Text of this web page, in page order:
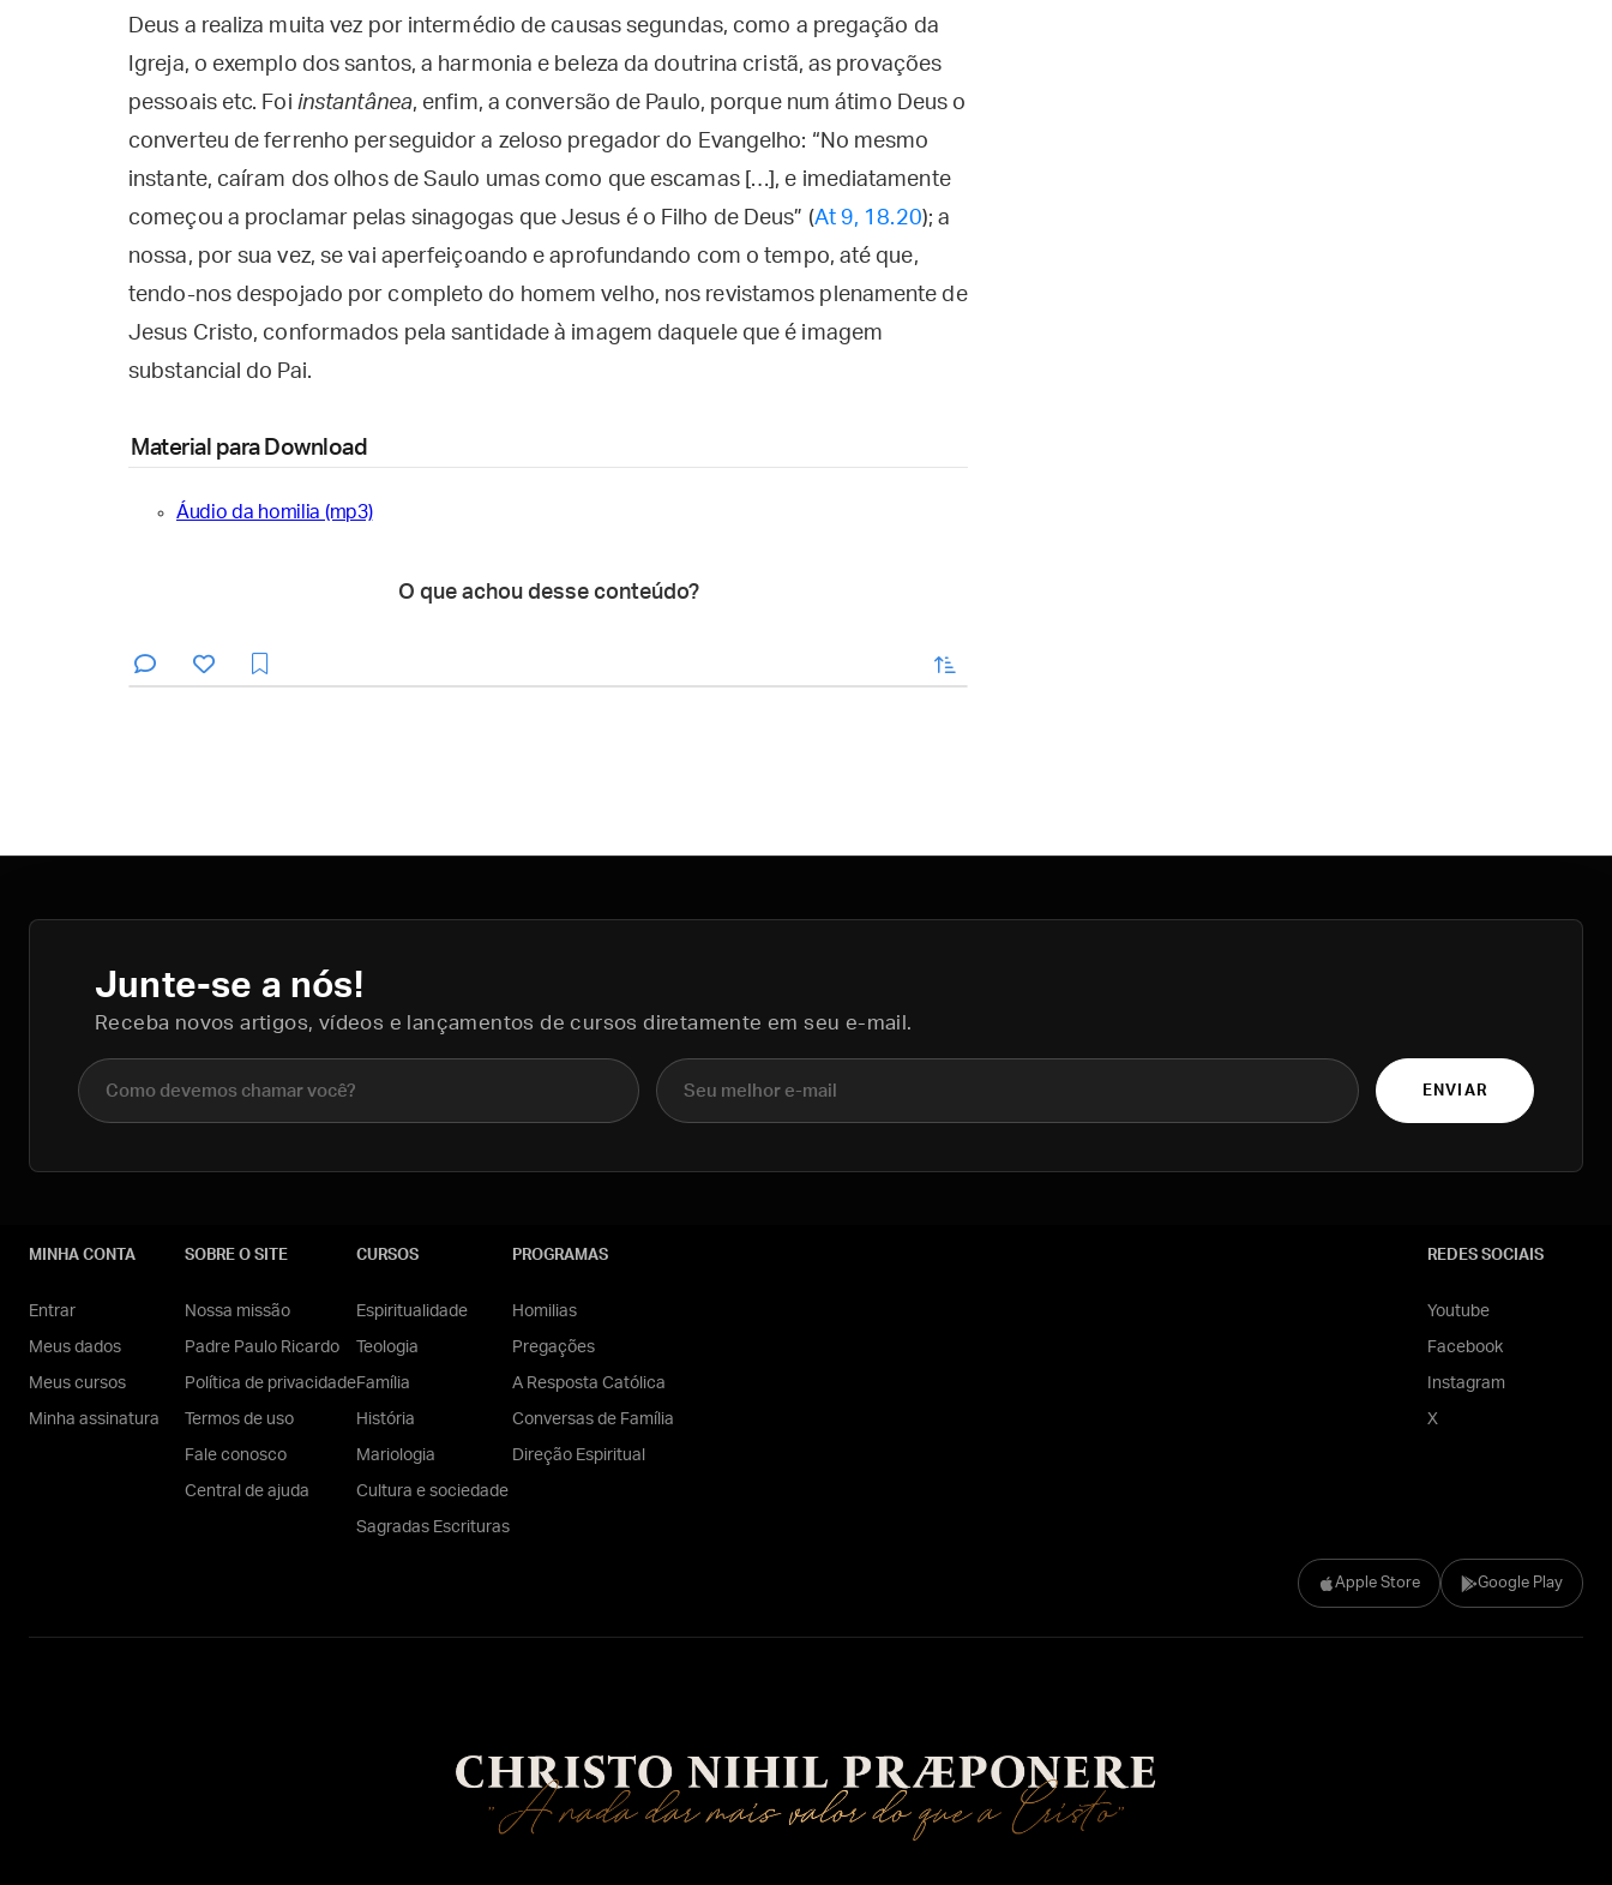
Deus a realiza muita vez por intermédio de causas segundas, como a pregação da
Igreja, o exemplo dos santos, a harmonia e beleza da doutrina cristã, as provações
pessoais etc. Foi instantânea, enfim, a conversão de Paulo, porque num átimo Deus o
converteu de ferrenho perseguidor a zeloso pregador do Evangelho: “No mesmo
instante, caíram dos olhos de Saulo umas como que escamas […], e imediatamente
começou a proclamar pelas sinagogas que Jesus é o Filho de Deus” (At 9, 18.20); a
nossa, por sua vez, se vai aperfeiçoando e aprofundando com o tempo, até que,
tendo-nos despojado por completo do homem velho, nos revistamos plenamente de
Jesus Cristo, conformados pela santidade à imagem daquele que é imagem
substancial do Pai.
Material para Download
Áudio da homilia (mp3)
O que achou desse conteúdo?
enviar
Junte-se a nós!
Receba novos artigos, vídeos e lançamentos de cursos diretamente em seu e-mail.
Nome completo E-mail
ENVIAR
Apple Store Google Play
MINHA CONTA
Entrar
Meus dados
Meus cursos
Minha assinatura
SOBRE O SITE
Nossa missão
Padre Paulo Ricardo
Política de privacidade
Termos de uso
Fale conosco
Central de ajuda
CURSOS
Espiritualidade
Teologia
Família
História
Mariologia
Cultura e sociedade
Sagradas Escrituras
PROGRAMAS
Homilias
Pregações
A Resposta Católica
Conversas de Família
Direção Espiritual
REDES SOCIAIS
Youtube
Facebook
Instagram
X